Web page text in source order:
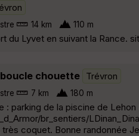
14 km 110 m
du Lyvet en suivant la Rance.
chouette Trévron
7 km 180 m
: parking de la piscine de
br_sentiers/
très coquet. Bonne randonnée